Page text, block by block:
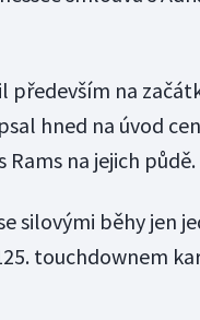
především na
hned na úvod
na jejich půdě.
silovými běhy jen
touchdownem